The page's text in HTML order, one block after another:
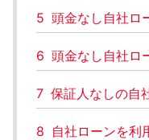
5 頭金なし自社ロ
6 頭金なし自社ロ
7 保証人なしの自
8 自社ローンを利